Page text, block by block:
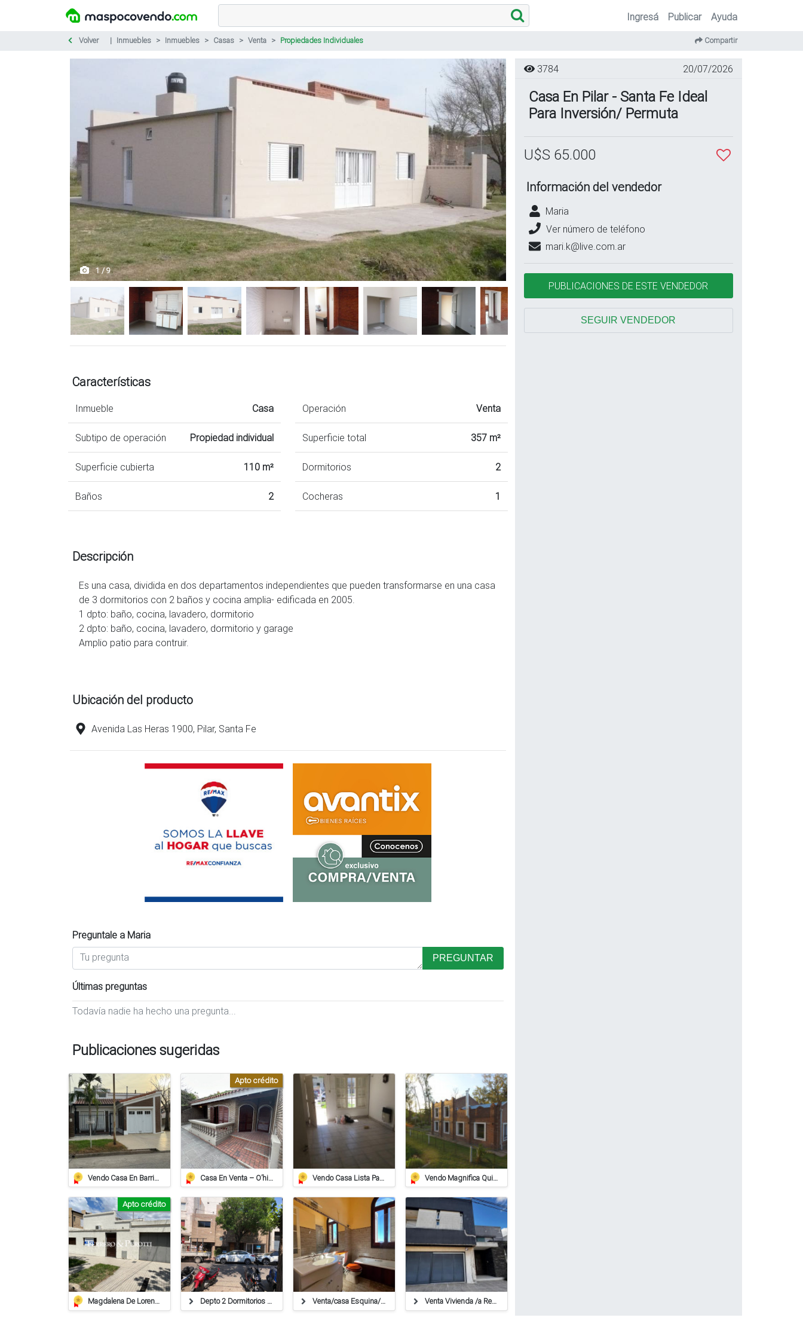
Ingresá Publicar Ayuda
Volver Inmuebles Inmuebles Casas Venta Propiedades Individuales Compartir
1 / 9
Características
Inmueble Casa
Subtipo de operación Propiedad individual
Superficie cubierta 110 m²
Baños 2
Operación Venta
Superficie total 357 m²
Dormitorios 2
Cocheras 1
Descripción
Es una casa, dividida en dos departamentos independientes que pueden transformarse en una casa
de 3 dormitorios con 2 baños y cocina amplia- edificada en 2005.
1 dpto: baño, cocina, lavadero, dormitorio
2 dpto: baño, cocina, lavadero, dormitorio y garage
Amplio patio para contruir.
Ubicación del producto
Avenida Las Heras 1900, Pilar, Santa Fe
Preguntale a Maria
PREGUNTAR
Últimas preguntas
Todavía nadie ha hecho una pregunta...
Publicaciones sugeridas
Vendo Casa En Barrio Juan De Garay Calle Corrientes 406 Casa En Venta – O’higgins 739, Barrio Alberdi, Rafaela
Apto crédito
Vendo Casa Lista Para Habitar Vendo Magnifica Quinta De Grandes Dimensiones. - Zona Estación Saguier
Magdalena De Lorenzi 223 - Venta
Apto crédito
Depto 2 Dormitorios En Planta Alta Y Dos Locales Comerciales En Planta Baja Venta/casa Esquina/3 Dormi/servicios/apta Credito Venta Vivienda /a Reciclar/conpileta/servicios
3784 20/07/2026
Casa En Pilar - Santa Fe Ideal
Para Inversión/ Permuta
U$S 65.000
Información del vendedor
Maria
Ver número de teléfono
mari.k@live.com.ar
PUBLICACIONES DE ESTE VENDEDOR
SEGUIR VENDEDOR